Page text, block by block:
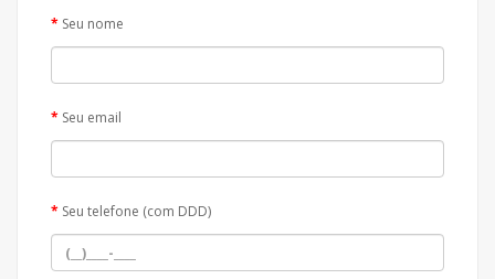
Seu nome
Seu email
Seu telefone (com DDD)